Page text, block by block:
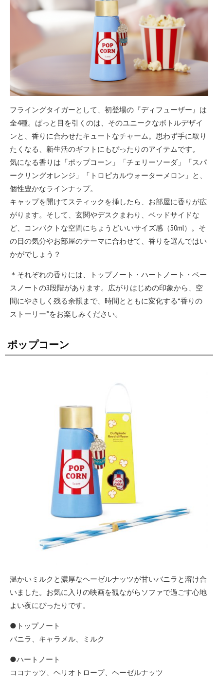
フライングタイガーとして、初登場の『ディフューザー』は
全4種。ぱっと目を引くのは、そのユニークなボトルデザイ
ンと、香りに合わせたキュートなチャーム。思わず手に取り
たくなる、新生活のギフトにもぴったりのアイテムです。
気になる香りは「ポップコーン」「チェリーソーダ」「スパ
ークリングオレンジ」「トロピカルウォーターメロン」と、
個性豊かなラインナップ。
キャップを開けてスティックを挿したら、お部屋に香りが広
がります。そして、玄関やデスクまわり、ベッドサイドな
ど、コンパクトな空間にちょうどいいサイズ感（50ml）。そ
の日の気分やお部屋のテーマに合わせて、香りを選んではい
かがでしょう？
＊それぞれの香りには、トップノート・ハートノート・ベー
スノートの3段階があります。広がりはじめの印象から、空
間にやさしく残る余韻まで、時間とともに変化する“香りの
ストーリー”をお楽しみください。
ポップコーン
温かいミルクと濃厚なヘーゼルナッツが甘いバニラと溶け合
いました。お気に入りの映画を観ながらソファで過ごす心地
よい夜にぴったりです。
●トップノート
バニラ、キャラメル、ミルク
●ハートノート
ココナッツ、ヘリオトロープ、ヘーゼルナッツ